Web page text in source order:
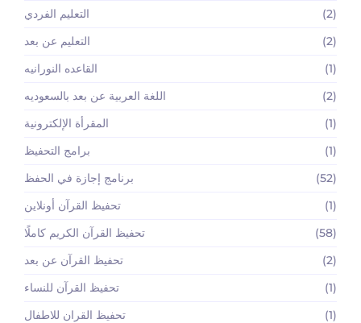
التعليم الفردي
(2)
التعليم عن بعد
(2)
القاعده النورانيه
(1)
اللغة العربية عن بعد بالسعوديه
(2)
المقرأة الإلكترونية
(1)
برامج التحفيظ
(1)
برنامج إجازة في الحفظ
(52)
تحفيظ القرآن أونلاين
(1)
تحفيظ القرآن الكريم كاملًا
(58)
تحفيظ القرآن عن بعد
(2)
تحفيظ القرآن للنساء
(1)
تحفيظ القران للاطفال
(1)